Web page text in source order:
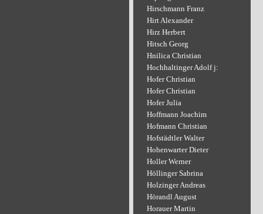
Hirschmann Franz
Hirt Alexander
Hirz Herbert
Hitsch Georg
Hnilica Christian
Hochhaltinger Adolf j:
Hofer Christian
Hofer Christian
Hofer Julia
Hoffmann Joachim
Hofmann Christian
Hofstädtler Walter
Hohenwarter Dieter
Holler Werner
Höllinger Sabrina
Holzinger Andreas
Hörandl August
Horauer Martin